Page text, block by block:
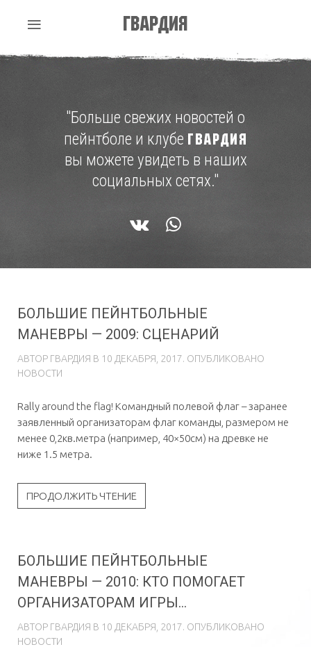
Гвардия
"Больше свежих новостей о
пейнтболе и клубе
ГВАРДИЯ
вы можете увидеть в наших
социальных сетях."
БОЛЬШИЕ ПЕЙНТБОЛЬНЫЕ
МАНЕВРЫ — 2009: СЦЕНАРИЙ
АВТОР ГВAРДИЯ В 10 ДЕКАБРЯ, 2017. ОПУБЛИКОВАНО
НОВОСТИ
Rally around the flag! Командный полевой флаг – заранее
заявленный организаторам флаг команды, размером не
менее 0,2кв.метра (например, 40×50см) на древке не
ниже 1.5 метра.
ПРОДОЛЖИТЬ ЧТЕНИЕ
БОЛЬШИЕ ПЕЙНТБОЛЬНЫЕ
МАНЕВРЫ — 2010: КТО ПОМОГАЕТ
ОРГАНИЗАТОРАМ ИГРЫ...
АВТОР ГВAРДИЯ В 10 ДЕКАБРЯ, 2017. ОПУБЛИКОВАНО
НОВОСТИ